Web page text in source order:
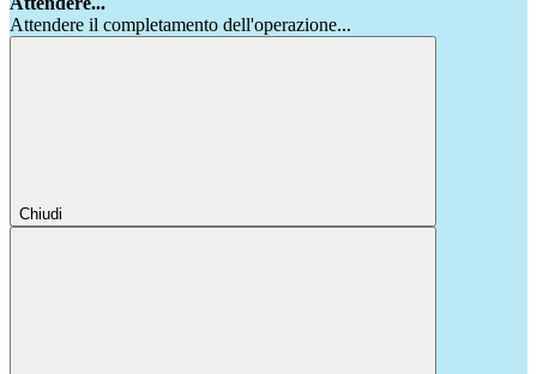
Attendere il completamento dell'operazione...
Chiudi